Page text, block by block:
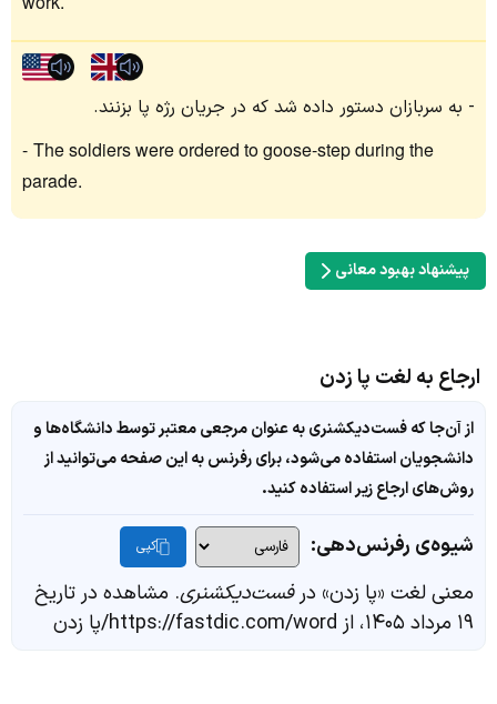
به سربازان دستور داده شد که در جریان رژه پا بزنند.
The soldiers were ordered to goose-step during the
parade.
پیشنهاد بهبود معانی
ارجاع به لغت پا زدن
از آن‌جا که فست‌دیکشنری به عنوان مرجعی معتبر توسط دانشگاه‌ها و
دانشجویان استفاده می‌شود، برای رفرنس به این صفحه می‌توانید از
روش‌های ارجاع زیر استفاده کنید.
شیوه‌ی رفرنس‌دهی: کپی
معنی لغت «پا زدن» درفست‌دیکشنری. مشاهده در تاریخ
۱۹ مرداد ۱۴۰۵، از https://fastdic.com/word/پا زدن